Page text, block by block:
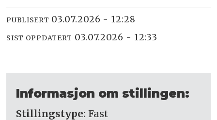
PUBLISERT 03.07.2026 - 12:28
SIST OPPDATERT 03.07.2026 - 12:33
Informasjon om stillingen:
Stillingstype: Fast